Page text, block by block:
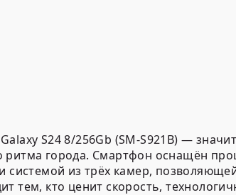
S24 8/256Gb (SM-S921B) —
ритма города. Смартфон оснащён
системой из трёх камер,
тем, кто ценит скорость,